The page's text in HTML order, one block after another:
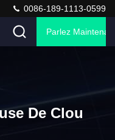
0086-189-1113-0599
Parlez
De Clou